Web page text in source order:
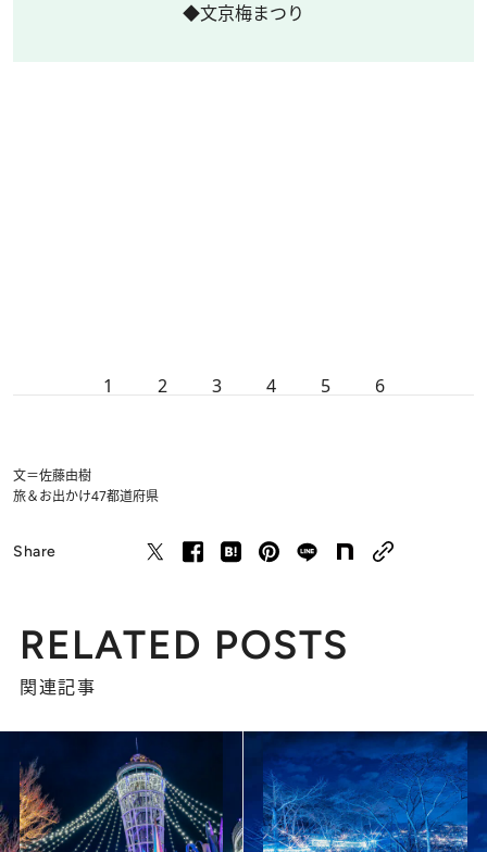
◆文京梅まつり
1 2 3 4 5 6
文＝佐藤由樹
旅＆お出かけ47都道府県
Share
RELATED POSTS
関連記事